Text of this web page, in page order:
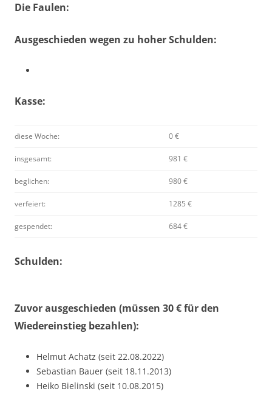
Die Faulen:
Ausgeschieden wegen zu hoher Schulden:
Kasse:
diese Woche: 0 €
insgesamt: 981 €
beglichen: 980 €
verfeiert: 1285 €
gespendet: 684 €
Schulden:
Zuvor ausgeschieden (müssen 30 € für den
Wiedereinstieg bezahlen):
Helmut Achatz (seit 22.08.2022)
Sebastian Bauer (seit 18.11.2013)
Heiko Bielinski (seit 10.08.2015)